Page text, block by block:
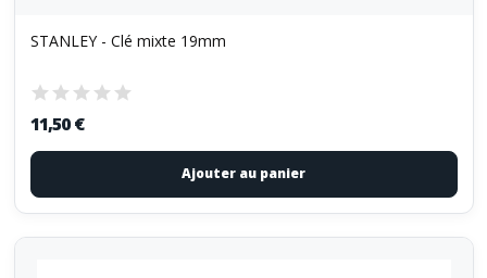
STANLEY - Clé mixte 19mm
11,50 €
Ajouter au panier